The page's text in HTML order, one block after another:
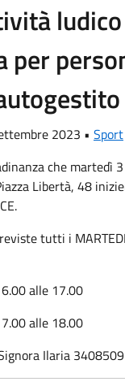
ludico
per
2023 • Sport
che martedì
Libertà, 48
tutti i
alle 17.00
alle 18.00
Ilaria